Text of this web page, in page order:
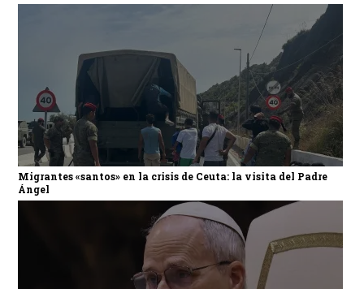
Migrantes «santos» en la crisis de Ceuta: la visita del Padre
Ángel